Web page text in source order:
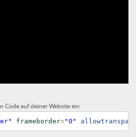
Code auf deiner Website ein
frameborder="0"